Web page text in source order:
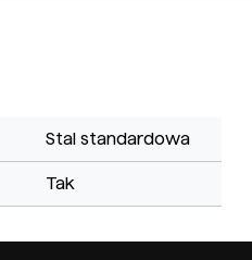
Stal standardowa
Tak